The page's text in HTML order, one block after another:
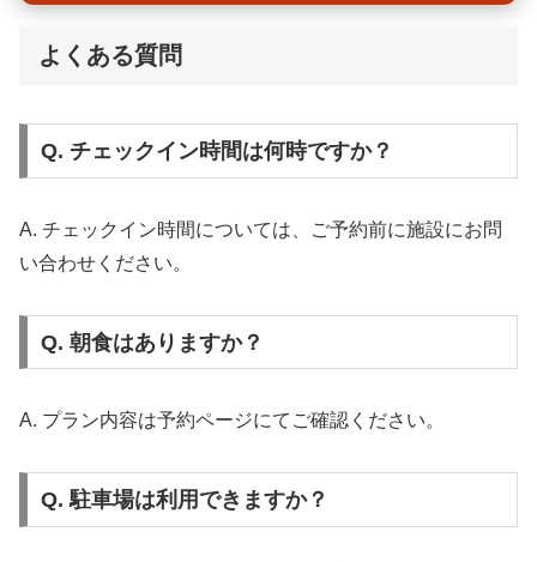
よくある質問
Q. チェックイン時間は何時ですか？
A. チェックイン時間については、ご予約前に施設にお問
い合わせください。
Q. 朝食はありますか？
A. プラン内容は予約ページにてご確認ください。
Q. 駐車場は利用できますか？